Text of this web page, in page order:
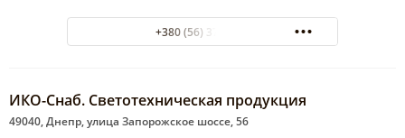
+380 (56) 3764757
ИКО-Снаб. Светотехническая продукция
49040, Днепр, улица Запорожское шоссе, 56